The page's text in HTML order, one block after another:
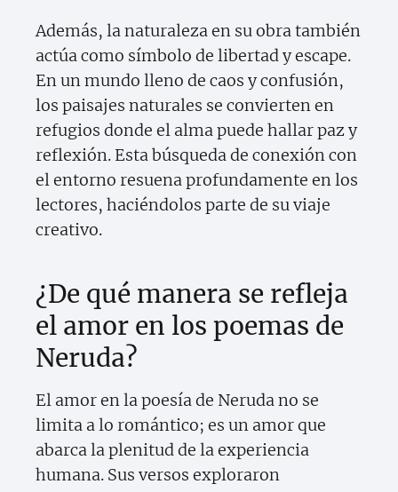
Además, la naturaleza en su obra también
actúa como símbolo de libertad y escape.
En un mundo lleno de caos y confusión,
los paisajes naturales se convierten en
refugios donde el alma puede hallar paz y
reflexión. Esta búsqueda de conexión con
el entorno resuena profundamente en los
lectores, haciéndolos parte de su viaje
creativo.
¿De qué manera se refleja
el amor en los poemas de
Neruda?
El amor en la poesía de Neruda no se
limita a lo romántico; es un amor que
abarca la plenitud de la experiencia
humana. Sus versos exploraron